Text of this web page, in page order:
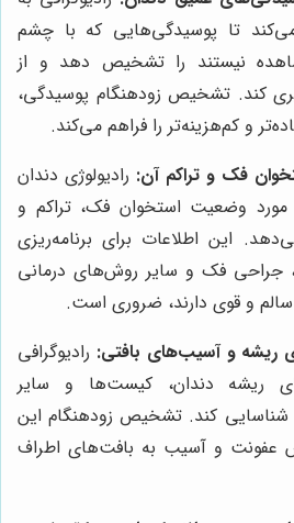
تا پوسیدگی‌هایی که با چشم
نیستند را تشخیص دهد و از
کند. تشخیص زودهنگام پوسیدگی،
و کم‌هزینه‌تر را فراهم می‌کند.
فک و تراکم آن: رادیولوژی دندان
مورد وضعیت استخوان فک، تراکم و
این اطلاعات برای برنامه‌ریزی
جراحی فک و سایر روش‌های درمانی
سالم و قوی دارند، ضروری است.
ریشه و آسیب‌های بافتی: رادیوگرافی
ریشه دندان، کیست‌ها و سایر
شناسایی کند. تشخیص زودهنگام این
عفونت و آسیب به بافت‌های اطراف